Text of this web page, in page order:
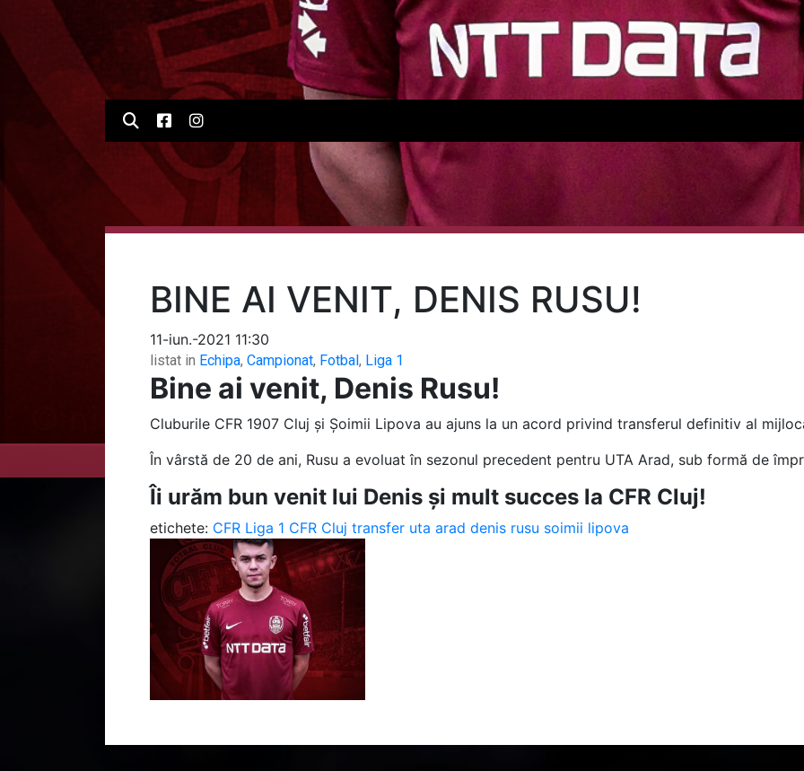
BINE AI VENIT, DENIS RUSU!
11-iun.-2021 11:30
listat in Echipa, Campionat, Fotbal, Liga 1
Bine ai venit, Denis Rusu!
Cluburile CFR 1907 Cluj și Șoimii Lipova au ajuns la un acord privind transferul definitiv al
În vârstă de 20 de ani, Rusu a evoluat în sezonul precedent pentru UTA Arad, sub formă de
Îi urăm bun venit lui Denis și mult succes la CFR Cluj!
etichete: CFR Liga 1 CFR Cluj transfer uta arad denis rusu soimii lipova